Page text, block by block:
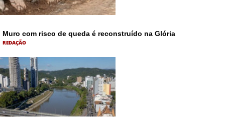
Muro com risco de queda é reconstruído na Glória
REDAÇÃO